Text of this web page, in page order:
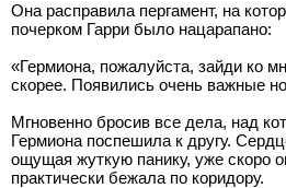
Она расправила пергамент, на
почерком Гарри было нацарапано:
«Гермиона, пожалуйста, зайди ко
скорее. Появились очень важные
Мгновенно бросив все дела, над
Гермиона поспешила к другу.
ощущая жуткую панику, уже скоро
практически бежала по коридору.